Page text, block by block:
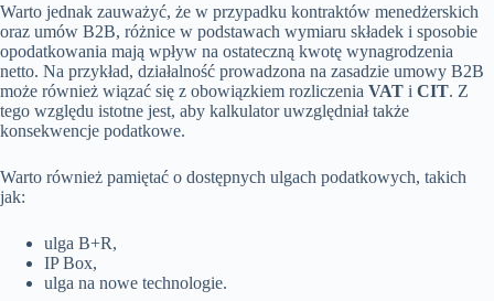
Warto jednak zauważyć, że w przypadku kontraktów menedżerskich
oraz umów B2B, różnice w podstawach wymiaru składek i sposobie
opodatkowania mają wpływ na ostateczną kwotę wynagrodzenia
netto. Na przykład, działalność prowadzona na zasadzie umowy B2B
może również wiązać się z obowiązkiem rozliczenia VAT i CIT. Z
tego względu istotne jest, aby kalkulator uwzględniał także
konsekwencje podatkowe.
Warto również pamiętać o dostępnych ulgach podatkowych, takich
jak:
ulga B+R,
IP Box,
ulga na nowe technologie.